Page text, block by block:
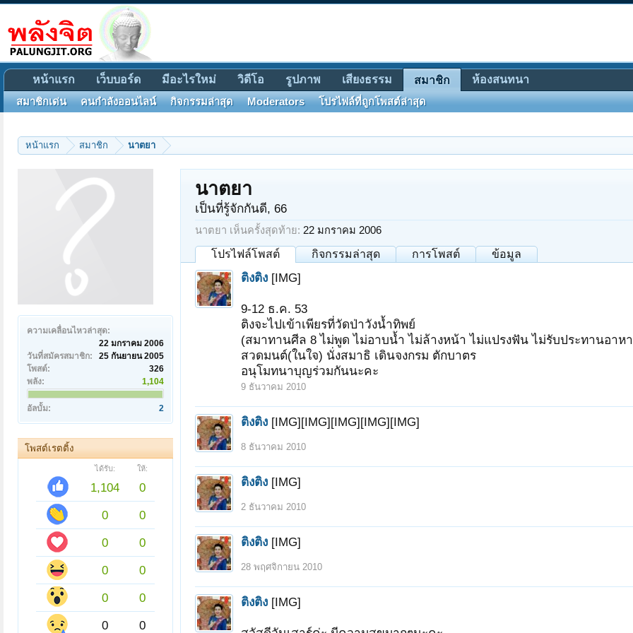
หน้าแรก สมาชิก นาตยา
ความเคลื่อนไหวล่าสุด:
22 มกราคม 2006
วันที่สมัครสมาชิก:
25 กันยายน 2005
โพสต์:
326
พลัง:
1,104
อัลบั้ม: 2
โพสต์เรตติ้ง
ได้รับ: ให้:
1,104
0
0
0
0
0
0
0
0
0
0
0
นาตยา
เป็นที่รู้จักกันดี, 66
นาตยา เห็นครั้งสุดท้าย: 22 มกราคม 2006
โปรไฟล์โพสต์ กิจกรรมล่าสุด การโพสต์ ข้อมูล
ติงติง [IMG]
9-12 ธ.ค. 53
ติงจะไปเข้าเพียรที่วัดป่าวังน้ำทิพย์
(สมาทานศีล 8 ไม่พูด ไม่อาบน้ำ ไม่ล้างหน้า ไม่แปรงฟัน ไม่รับประทานอาห
สวดมนต์(ในใจ) นั่งสมาธิ เดินจงกรม ตักบาตร
อนุโมทนาบุญร่วมกันนะคะ
9 ธันวาคม 2010
ติงติง [IMG][IMG][IMG][IMG][IMG]
8 ธันวาคม 2010
ติงติง [IMG]
2 ธันวาคม 2010
ติงติง [IMG]
28 พฤศจิกายน 2010
ติงติง [IMG]
หน้าแรก เว็บบอร์ด มีอะไรใหม่ วิดีโอ รูปภาพ เสียงธรรม สมาชิก
สมาชิกเด่น คนกำลังออนไลน์ กิจกรรมล่าสุด Moderators โปรไฟล์ที่ถูกโพสต์ล่าสุด
ห้องสนทนา